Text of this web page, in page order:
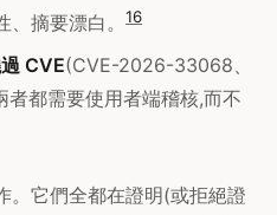
摘要漂白。
16
CVE(CVE-2026-33068、
都需要使用者端稽核,而不
。它們全都在證明(或拒絕證